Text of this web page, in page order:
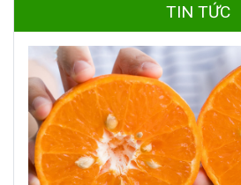
TIN TỨC